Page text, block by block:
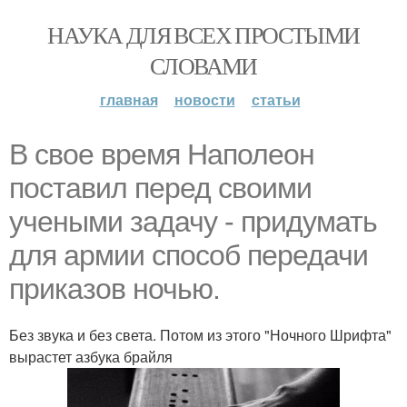
НАУКА ДЛЯ ВСЕХ ПРОСТЫМИ
СЛОВАМИ
главная новости статьи
В свое время Наполеон
поставил перед своими
учеными задачу - придумать
для армии способ передачи
приказов ночью.
Без звука и без света. Потом из этого "Ночного Шрифта"
вырастет азбука брайля